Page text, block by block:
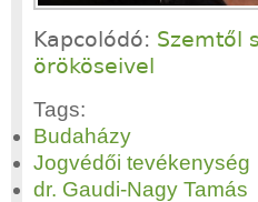
Kapcolódó: Szemtől
örököseivel
Tags:
Budaházy
Jogvédői tevékenység
dr. Gaudi-Nagy Tamás